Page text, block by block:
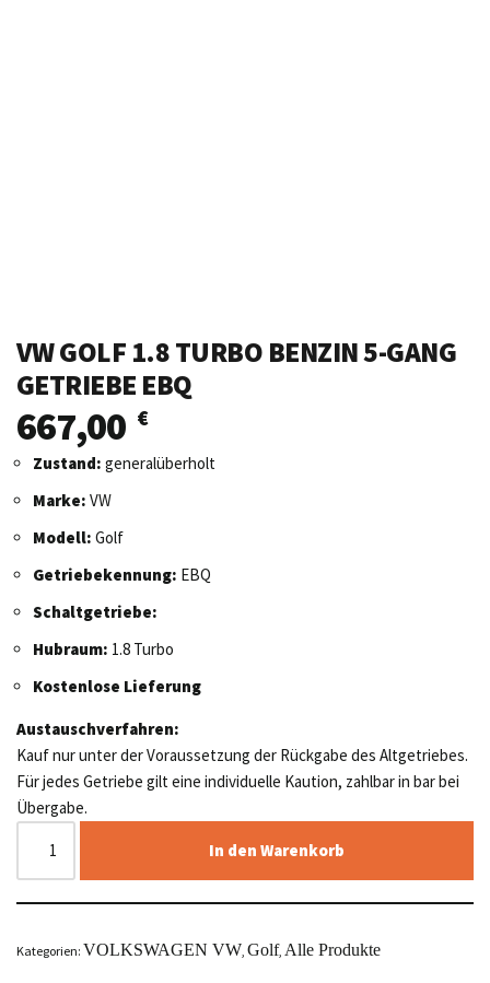
VW GOLF 1.8 TURBO BENZIN 5-GANG
GETRIEBE EBQ
667,00 €
Zustand: generalüberholt
Marke: VW
Modell: Golf
Getriebekennung: EBQ
Schaltgetriebe:
Hubraum: 1.8 Turbo
Kostenlose Lieferung
Austauschverfahren:
Kauf nur unter der Voraussetzung der Rückgabe des Altgetriebes.
Für jedes Getriebe gilt eine individuelle Kaution, zahlbar in bar bei
Übergabe.
In den Warenkorb
Kategorien: VOLKSWAGEN VW Golf, Alle Produkte